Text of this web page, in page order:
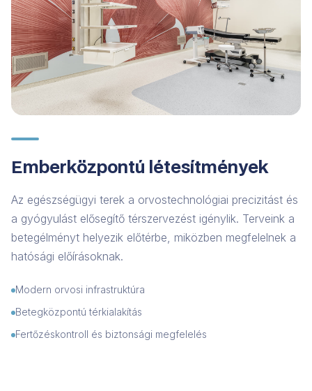
Emberközpontú létesítmények
Az egészségügyi terek a orvostechnológiai precizitást és
a gyógyulást elősegítő térszervezést igénylik. Terveink a
betegélményt helyezik előtérbe, miközben megfelelnek a
hatósági előírásoknak.
Modern orvosi infrastruktúra
Betegközpontú térkialakítás
Fertőzéskontroll és biztonsági megfelelés